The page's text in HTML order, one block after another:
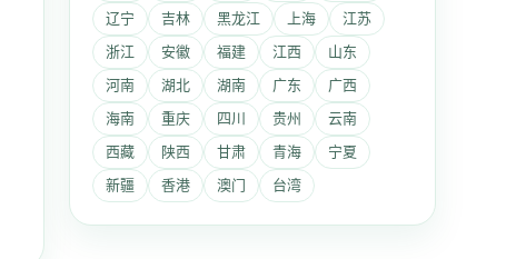
辽宁
吉林 黑龙江 上海
江苏
浙江
安徽 福建 江西
山东
河南
湖北 湖南 广东
广西
海南
重庆 四川 贵州
云南
西藏
陕西 甘肃 青海
宁夏
新疆
香港 澳门 台湾